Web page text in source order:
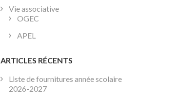
Vie associative
OGEC
APEL
ARTICLES RÉCENTS
Liste de fournitures année scolaire
2026-2027